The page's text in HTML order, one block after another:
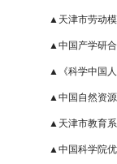
▲天津市劳动模
▲中国产学研
▲《科学中国人
▲中国自然资
▲天津市教育系
▲中国科学院